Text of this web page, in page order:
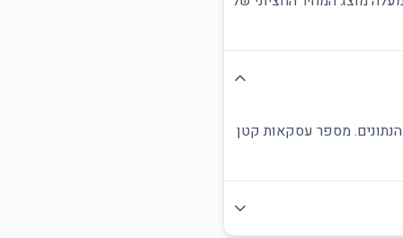
הנתונים. מספר עסקאות קטן